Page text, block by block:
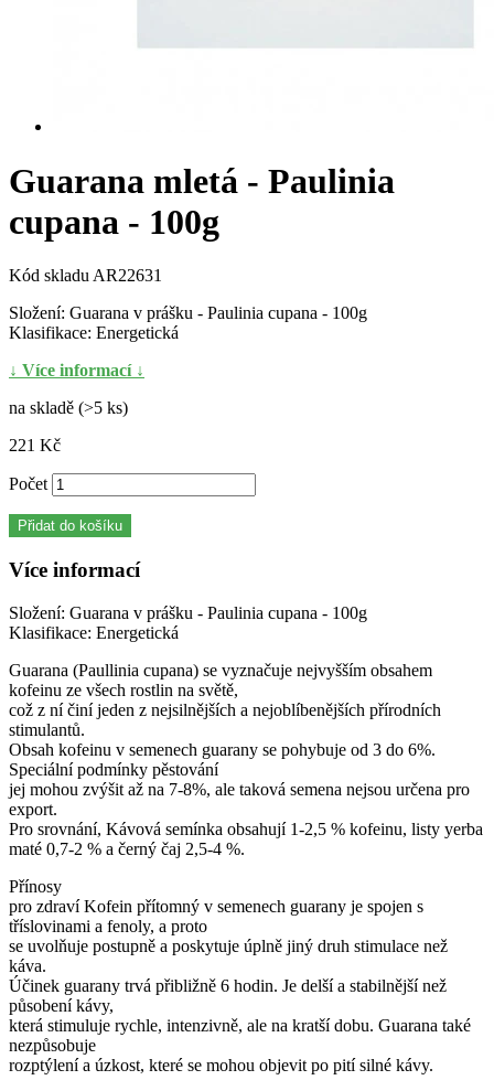
Guarana mletá - Paulinia
cupana - 100g
Kód skladu AR22631
Složení: Guarana v prášku - Paulinia cupana - 100g
Klasifikace: Energetická
↓ Více informací ↓
na skladě (>5 ks)
221 Kč
Počet
Přidat do košíku
Více informací
Složení: Guarana v prášku - Paulinia cupana - 100g
Klasifikace: Energetická
Guarana (Paullinia cupana) se vyznačuje nejvyšším obsahem
kofeinu ze všech rostlin na světě,
což z ní činí jeden z nejsilnějších a nejoblíbenějších přírodních
stimulantů.
Obsah kofeinu v semenech guarany se pohybuje od 3 do 6%.
Speciální podmínky pěstování
jej mohou zvýšit až na 7-8%, ale taková semena nejsou určena pro
export.
Pro srovnání, Kávová semínka obsahují 1-2,5 % kofeinu, listy yerba
maté 0,7-2 % a černý čaj 2,5-4 %.
Přínosy
pro zdraví Kofein přítomný v semenech guarany je spojen s
tříslovinami a fenoly, a proto
se uvolňuje postupně a poskytuje úplně jiný druh stimulace než
káva.
Účinek guarany trvá přibližně 6 hodin. Je delší a stabilnější než
působení kávy,
která stimuluje rychle, intenzivně, ale na kratší dobu. Guarana také
nezpůsobuje
rozptýlení a úzkost, které se mohou objevit po pití silné kávy.